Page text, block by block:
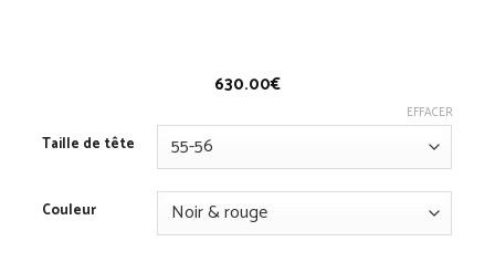
630.00€
Taille de tête
Couleur
EFFACER